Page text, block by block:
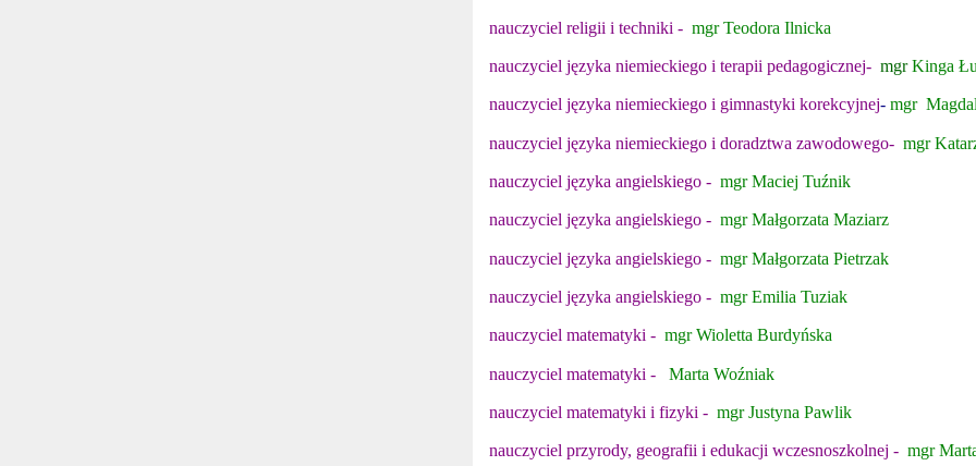
nauczyciel religii i techniki - mgr Teodora Ilnicka
nauczyciel języka niemieckiego i terapii pedagogicznej- mgrKinga
nauczyciel języka niemieckiego i gimnastyki korekcyjnej- mgr
nauczyciel języka niemieckiego i doradztwa zawodowego- mgr
nauczyciel języka angielskiego - mgr Maciej Tuźnik
nauczyciel języka angielskiego - mgr Małgorzata Maziarz
nauczyciel języka angielskiego - mgr Małgorzata Pietrzak
nauczyciel języka angielskiego - mgr Emilia Tuziak
nauczyciel matematyki - mgr Wioletta Burdyńska
nauczyciel matematyki - Marta Woźniak
nauczyciel matematyki i fizyki - mgr Justyna Pawlik
nauczyciel przyrody, geografii i edukacji wczesnoszkolnej - mgr